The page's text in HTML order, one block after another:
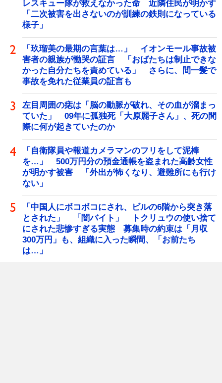
レスキュー隊が救えなかった命 近隣住民が明かす
「二次被害を出さないのが訓練の鉄則になっている
様子」
「玖瑠美の最期の言葉は…」 イオンモール事故被
害者の親族が慟哭の証言 「おばたちは制止できな
かった自分たちを責めている」 さらに、間一髪で
事故を免れた従業員の証言も
左目周囲の痣は「脳の動脈が破れ、その血が溜まっ
ていた」 09年に孤独死「大原麗子さん」、死の間
際に何が起きていたのか
「自衛隊員や報道カメラマンのフリをして泥棒
を…」 500万円分の預金通帳を盗まれた高齢女性
が明かす被害 「外出が怖くなり、避難所にも行け
ない」
「中国人にボコボコにされ、ビルの6階から突き落
とされた」 「闇バイト」 トクリュウの使い捨て
にされた悲惨すぎる実態 募集時の約束は「月収
300万円」も、組織に入った瞬間、「お前たち
は…」